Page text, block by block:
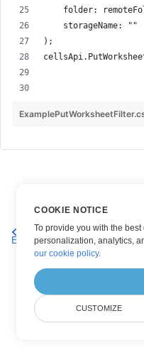
folder:
    storageName: ""
);
Skaffa ett autofilter i ett
Excel-arbetsblad
COOKIE NOTICE
To provide you with the
personalization, analytics,
our cookie policy.
CUSTOMIZE